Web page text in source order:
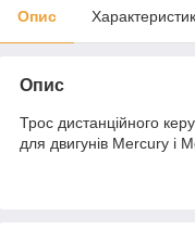
Опис
Опис
Трос дистанційного
для двигунів Mercury і